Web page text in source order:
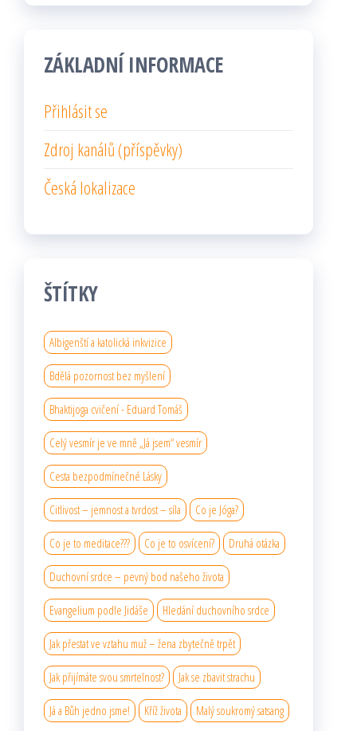
ZÁKLADNÍ INFORMACE
Přihlásit se
Zdroj kanálů (příspěvky)
Česká lokalizace
ŠTÍTKY
Albigenští a katolická inkvizice
Bdělá pozornost bez myšlení
Bhaktijoga cvičení - Eduard Tomáš
Celý vesmír je ve mně „Já jsem“ vesmír
Cesta bezpodmínečné Lásky
Citlivost – jemnost a tvrdost – síla Co je Jóga?
Co je to meditace??? Co je to osvícení? Druhá otázka
Duchovní srdce – pevný bod našeho života
Evangelium podle Jidáše Hledání duchovního srdce
Jak přestat ve vztahu muž – žena zbytečně trpět
Jak přijímáte svou smrtelnost? Jak se zbavit strachu
Já a Bůh jedno jsme! Kříž života Malý soukromý satsang